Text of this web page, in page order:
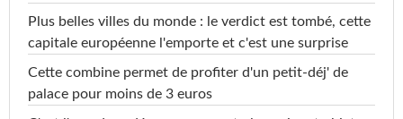
Plus belles villes du monde : le verdict est tombé, cette
capitale européenne l'emporte et c'est une surprise
Cette combine permet de profiter d'un petit-déj' de
palace pour moins de 3 euros